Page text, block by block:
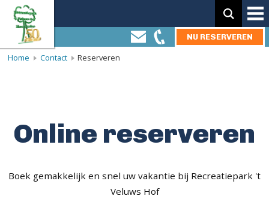
NU RESERVEREN
Zoeken:
Home Contact Reserveren
Online reserveren
Boek gemakkelijk en snel uw vakantie bij Recreatiepark 't
Veluws Hof